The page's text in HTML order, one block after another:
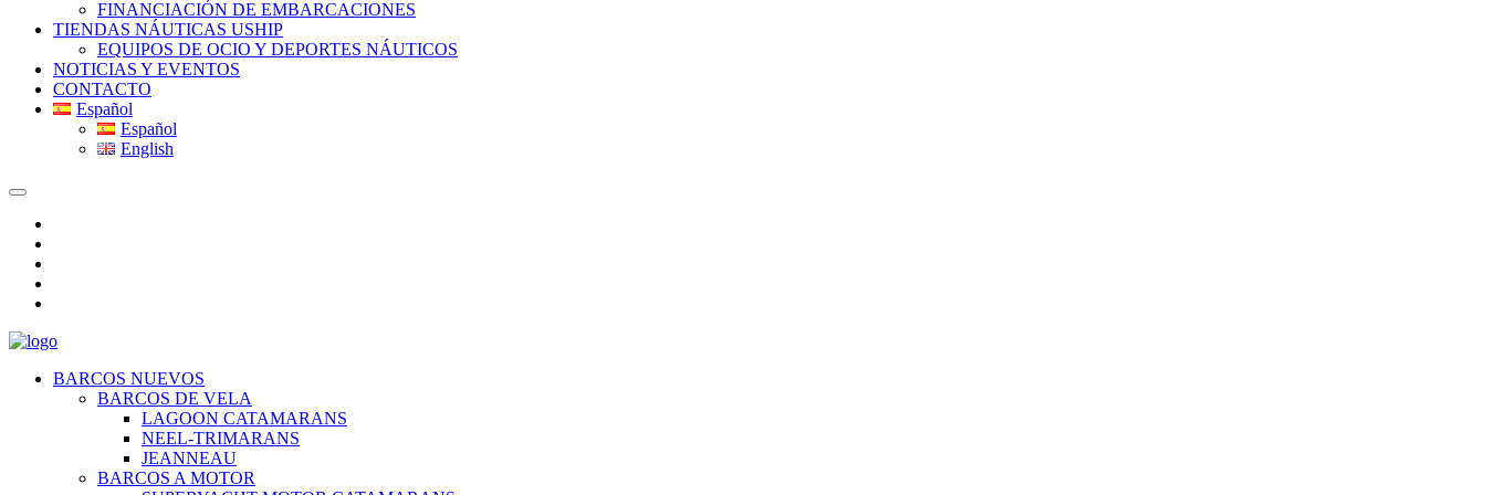
FINANCIACIÓN DE EMBARCACIONES
TIENDAS NÁUTICAS USHIP
EQUIPOS DE OCIO Y DEPORTES NÁUTICOS
NOTICIAS Y EVENTOS
CONTACTO
Español
Español
English
BARCOS NUEVOS
BARCOS DE VELA
LAGOON CATAMARANS
NEEL-TRIMARANS
JEANNEAU
BARCOS A MOTOR